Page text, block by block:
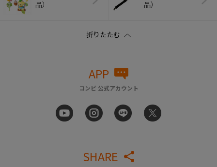
品）
品）
APP
コンビ 公式アカウント
SHARE